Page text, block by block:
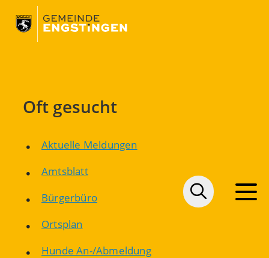
Oft gesucht
Aktuelle Meldungen
Amtsblatt
Bürgerbüro
Ortsplan
Hunde An-/Abmeldung